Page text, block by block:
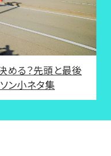
める？先頭と最後
ン小ネタ集